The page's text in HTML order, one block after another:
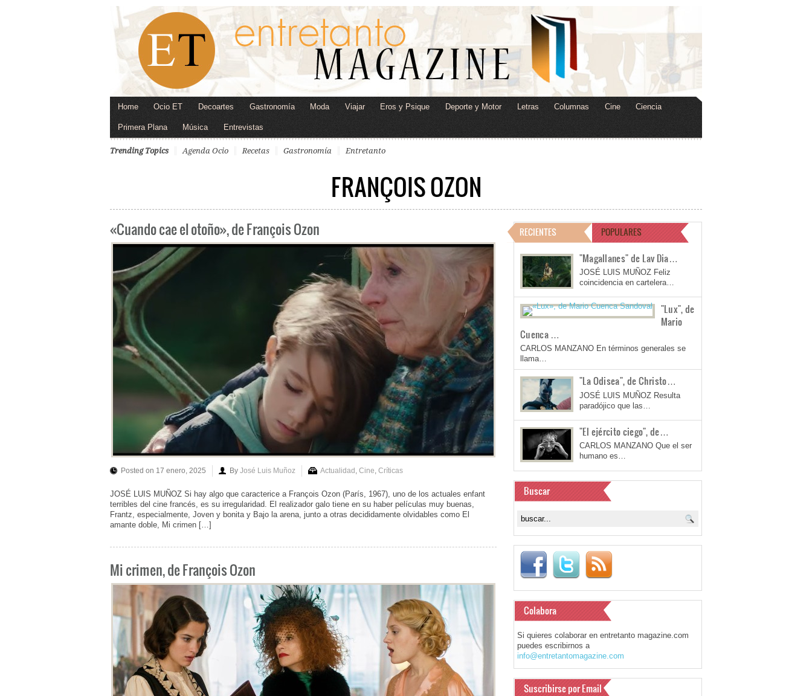
Home Ocio ET Decoartes Gastronomía Moda Viajar Eros y Psique Deporte y Motor Letras Columnas Cine Ciencia
Primera Plana Música Entrevistas
Trending Topics Agenda Ocio Recetas Gastronomía Entretanto
FRANÇOIS OZON
«Cuando cae el otoño», de François Ozon
Posted on 17 enero, 2025 By José Luis Muñoz Actualidad Cine Críticas
JOSÉ LUIS MUÑOZ Si hay algo que caracterice a François Ozon (París, 1967), uno de los actuales enfant
terribles del cine francés, es su irregularidad. El realizador galo tiene en su haber películas muy buenas,
Frantz, especialmente, Joven y bonita y Bajo la arena, junto a otras decididamente olvidables como El
amante doble, Mi crimen […]
Mi crimen, de François Ozon
RECIENTES POPULARES
"Magallanes" de Lav Dia…
JOSÉ LUIS MUÑOZ Feliz
coincidencia en cartelera…
"Lux", de
Mario
Cuenca …
CARLOS MANZANO En términos generales se
llama…
"La Odisea", de Christo…
JOSÉ LUIS MUÑOZ Resulta
paradójico que las…
"El ejército ciego", de…
CARLOS MANZANO Que el ser
humano es…
Buscar
Colabora
Si quieres colaborar en entretanto magazine.com
puedes escribirnos a
info@entretantomagazine.com
Suscribirse por Email